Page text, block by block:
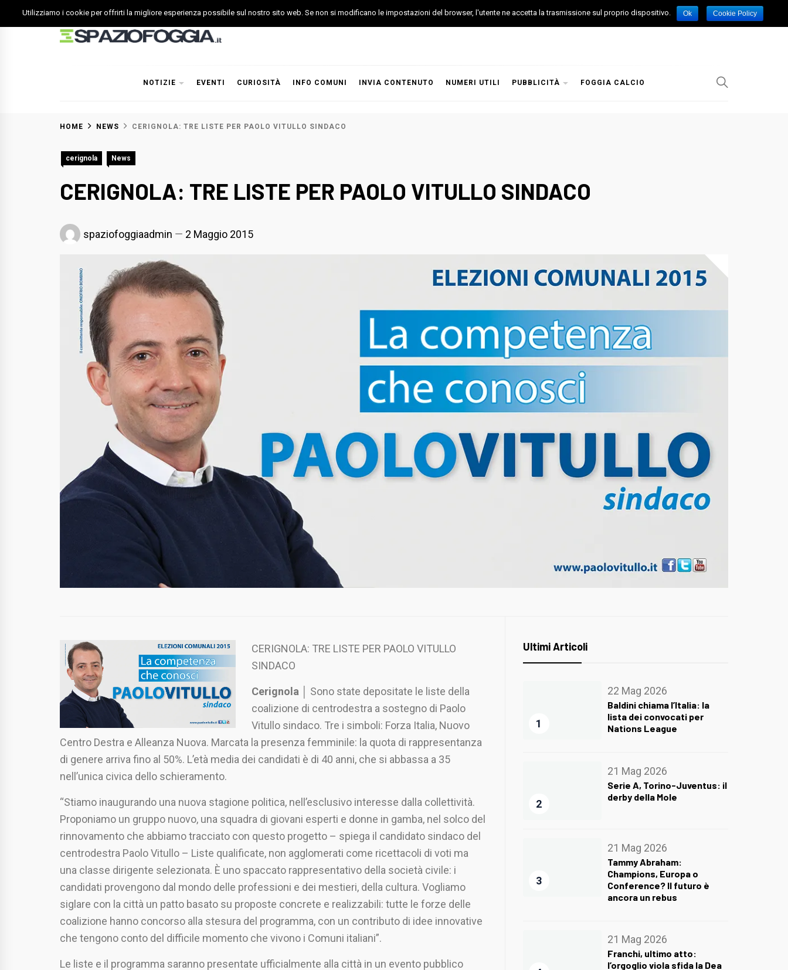
to
NOTIZIE EVENTI CURIOSITÀ INFO COMUNI INVIA CONTENUTO NUMERI UTILI PUBBLICITÀ FOGGIA CALCIO
HOME NEWS CERIGNOLA: TRE LISTE PER PAOLO VITULLO SINDACO
cerignola News
CERIGNOLA: TRE LISTE PER PAOLO VITULLO SINDACO
spaziofoggiaadmin 2 Maggio 2015
CERIGNOLA: TRE LISTE PER PAOLO VITULLO
SINDACO
Cerignola
│ Sono state depositate le liste della
coalizione di centrodestra a sostegno di Paolo
Vitullo sindaco. Tre i simboli: Forza Italia, Nuovo
Centro Destra e Alleanza Nuova. Marcata la presenza femminile: la quota di rappresentanza
di genere arriva fino al 50%. L’età media dei candidati è di 40 anni, che si abbassa a 35
nell’unica civica dello schieramento.
“Stiamo inaugurando una nuova stagione politica, nell’esclusivo interesse dalla collettività.
Proponiamo un gruppo nuovo, una squadra di giovani esperti e donne in gamba, nel solco del
rinnovamento che abbiamo tracciato con questo progetto – spiega il candidato sindaco del
centrodestra Paolo Vitullo – Liste qualificate, non agglomerati come ricettacoli di voti ma
una classe dirigente selezionata. È uno spaccato rappresentativo della società civile: i
candidati provengono dal mondo delle professioni e dei mestieri, della cultura. Vogliamo
siglare con la città un patto basato su proposte concrete e realizzabili: tutte le forze delle
coalizione hanno concorso alla stesura del programma, con un contributo di idee innovative
che tengono conto del difficile momento che vivono i Comuni italiani”.
Le liste e il programma saranno presentate ufficialmente alla città in un evento pubblico
Ultimi Articoli
1
22 Mag 2026
Baldini chiama l’Italia: la
lista dei convocati per
Nations League
2
21 Mag 2026
Serie A, Torino-Juventus: il
derby della Mole
3
21 Mag 2026
Tammy Abraham:
Champions, Europa o
Conference? Il futuro è
ancora un rebus
21 Mag 2026
Franchi, ultimo atto:
l’orgoglio viola sfida la Dea
Utilizziamo i cookie per offrirti la migliore esperienza possibile sul nostro sito web. Se non si modificano le impostazioni del browser, l'utente ne accetta la trasmissione sul proprio dispositivo. Ok Cookie Policy